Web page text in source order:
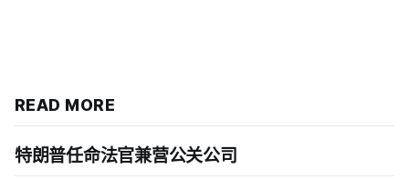
READ MORE
特朗普任命法官兼营公关公司